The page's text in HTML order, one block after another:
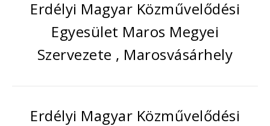
Erdélyi Magyar Közművelődési
Egyesület Maros Megyei
Szervezete , Marosvásárhely
Erdélyi Magyar Közművelődési